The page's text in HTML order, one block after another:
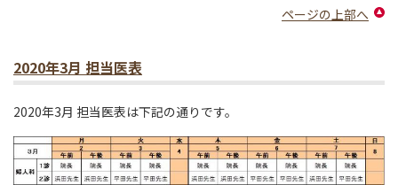
ページの上部へ
2020年3月 担当医表
2020年3月 担当医表は下記の通りです。